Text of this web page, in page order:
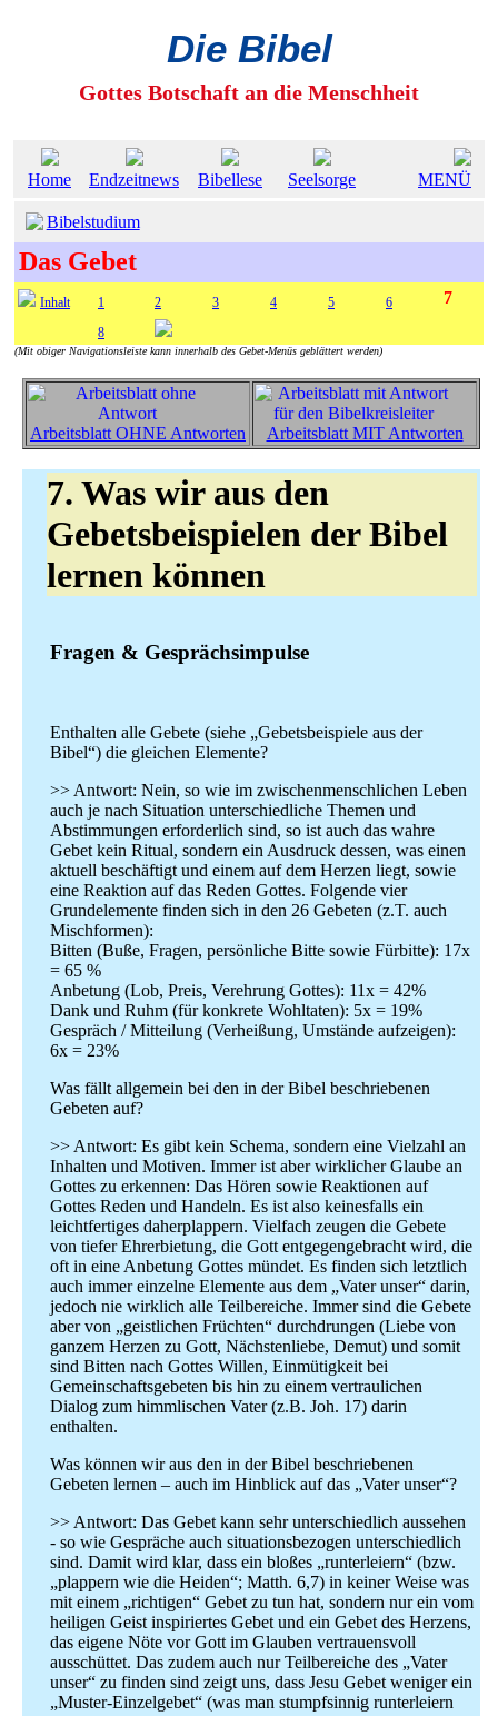
Die Bibel
Gottes Botschaft an die Menschheit
Home Endzeitnews Bibellese Seelsorge MENÜ
Bibelstudium
Das Gebet
Inhalt 1 2 3 4 5 6 7
8
(Mit obiger Navigationsleiste kann innerhalb des Gebet-Menüs geblättert werden)
Arbeitsblatt OHNE Antworten Arbeitsblatt MIT Antworten
7. Was wir aus den
Gebetsbeispielen der Bibel
lernen können
Fragen & Gesprächsimpulse
Enthalten alle Gebete (siehe „Gebetsbeispiele aus der
Bibel“) die gleichen Elemente?
>> Antwort: Nein, so wie im zwischenmenschlichen Leben
auch je nach Situation unterschiedliche Themen und
Abstimmungen erforderlich sind, so ist auch das wahre
Gebet kein Ritual, sondern ein Ausdruck dessen, was einen
aktuell beschäftigt und einem auf dem Herzen liegt, sowie
eine Reaktion auf das Reden Gottes. Folgende vier
Grundelemente finden sich in den 26 Gebeten (z.T. auch
Mischformen):
Bitten (Buße, Fragen, persönliche Bitte sowie Fürbitte): 17x
= 65 %
Anbetung (Lob, Preis, Verehrung Gottes): 11x = 42%
Dank und Ruhm (für konkrete Wohltaten): 5x = 19%
Gespräch / Mitteilung (Verheißung, Umstände aufzeigen):
6x = 23%
Was fällt allgemein bei den in der Bibel beschriebenen
Gebeten auf?
>> Antwort: Es gibt kein Schema, sondern eine Vielzahl an
Inhalten und Motiven. Immer ist aber wirklicher Glaube an
Gottes zu erkennen: Das Hören sowie Reaktionen auf
Gottes Reden und Handeln. Es ist also keinesfalls ein
leichtfertiges daherplappern. Vielfach zeugen die Gebete
von tiefer Ehrerbietung, die Gott entgegengebracht wird, die
oft in eine Anbetung Gottes mündet. Es finden sich letztlich
auch immer einzelne Elemente aus dem „Vater unser“ darin,
jedoch nie wirklich alle Teilbereiche. Immer sind die Gebete
aber von „geistlichen Früchten“ durchdrungen (Liebe von
ganzem Herzen zu Gott, Nächstenliebe, Demut) und somit
sind Bitten nach Gottes Willen, Einmütigkeit bei
Gemeinschaftsgebeten bis hin zu einem vertraulichen
Dialog zum himmlischen Vater (z.B. Joh. 17) darin
enthalten.
Was können wir aus den in der Bibel beschriebenen
Gebeten lernen – auch im Hinblick auf das „Vater unser“?
>> Antwort: Das Gebet kann sehr unterschiedlich aussehen
- so wie Gespräche auch situationsbezogen unterschiedlich
sind. Damit wird klar, dass ein bloßes „runterleiern“ (bzw.
„plappern wie die Heiden“; Matth. 6,7) in keiner Weise was
mit einem „richtigen“ Gebet zu tun hat, sondern nur ein vom
heiligen Geist inspiriertes Gebet und ein Gebet des Herzens,
das eigene Nöte vor Gott im Glauben vertrauensvoll
ausschüttet. Das zudem auch nur Teilbereiche des „Vater
unser“ zu finden sind zeigt uns, dass Jesu Gebet weniger ein
„Muster-Einzelgebet“ (was man stumpfsinnig runterleiern